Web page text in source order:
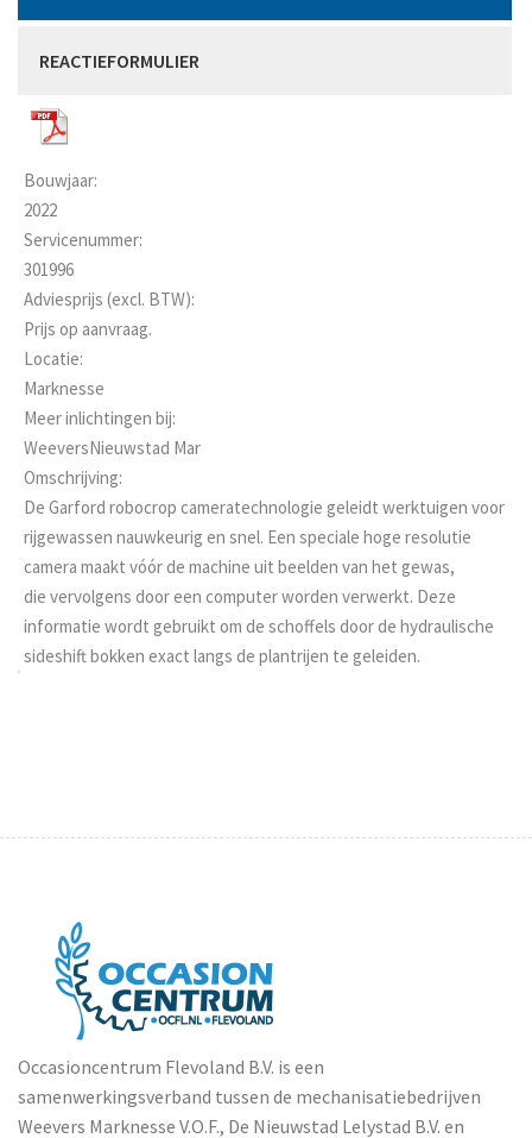
REACTIEFORMULIER
Bouwjaar:
2022
Servicenummer:
301996
Adviesprijs (excl. BTW):
Prijs op aanvraag.
Locatie:
Marknesse
Meer inlichtingen bij:
WeeversNieuwstad Mar
Omschrijving:
De Garford robocrop cameratechnologie geleidt werktuigen voor
rijgewassen nauwkeurig en snel. Een speciale hoge resolutie
camera maakt vóór de machine uit beelden van het gewas,
die vervolgens door een computer worden verwerkt. Deze
informatie wordt gebruikt om de schoffels door de hydraulische
sideshift bokken exact langs de plantrijen te geleiden.
Occasioncentrum Flevoland B.V. is een
samenwerkingsverband tussen de mechanisatiebedrijven
Weevers Marknesse V.O.F., De Nieuwstad Lelystad B.V. en